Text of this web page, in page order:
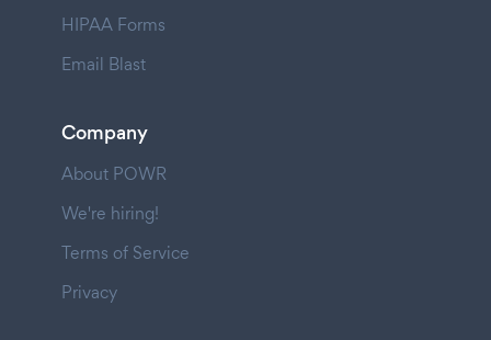
HIPAA Forms
Email Blast
Company
About POWR
We're hiring!
Terms of Service
Privacy